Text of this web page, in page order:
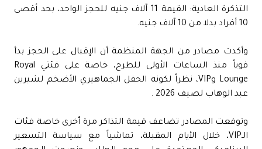
التذكرة العادية: القيمة 11 آلاف جنيه للحجز الواحد، بحد أقصى
10 أفراد بدلا من 10 آلاف جنيه.
وأكدت مصادر من الجهة المنظمة أن الإقبال على الحجز بدأ
قوياً منذ الساعات الأولى للطرح، خاصة على فئتي Royal
Lounge وVIP، نظراً لكونه الحفل الجماهيري الأضخم لشيرين
عبد الوهاب لصيف 2026 .
وتوقعت المصادر تضاعف قيمة التذاكر مرة أخرى خاصة فئات
الـVIP، خلال الأيام المقبلة، تماشياً مع سياسة التسعير